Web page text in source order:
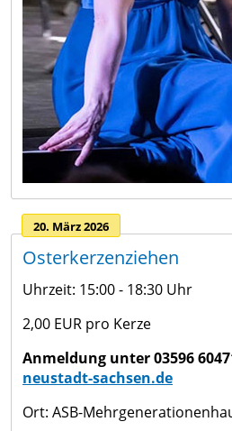
20. März 2026
Osterkerzenziehen
Uhrzeit: 15:00 - 18:30 Uhr
2,00 EUR pro Kerze
Anmeldung unter 03596
neustadt-sachsen.de
Ort: ASB-